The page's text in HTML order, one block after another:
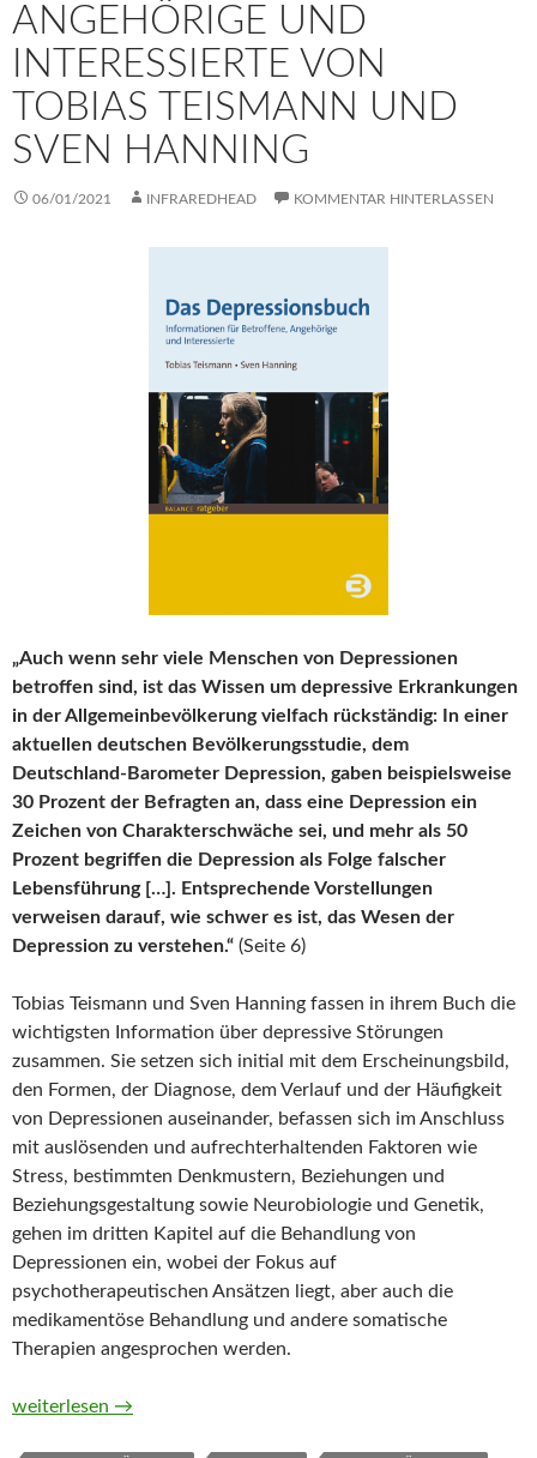
ANGEHÖRIGE UND
INTERESSIERTE VON
TOBIAS TEISMANN UND
SVEN HANNING
06/01/2021 INFRAREDHEAD KOMMENTAR HINTERLASSEN
„Auch wenn sehr viele Menschen von Depressionen
betroffen sind, ist das Wissen um depressive Erkrankungen
in der Allgemeinbevölkerung vielfach rückständig: In einer
aktuellen deutschen Bevölkerungsstudie, dem
Deutschland-Barometer Depression, gaben beispielsweise
30 Prozent der Befragten an, dass eine Depression ein
Zeichen von Charakterschwäche sei, und mehr als 50
Prozent begriffen die Depression als Folge falscher
Lebensführung […]. Entsprechende Vorstellungen
verweisen darauf, wie schwer es ist, das Wesen der
Depression zu verstehen.“ (Seite 6)
Tobias Teismann und Sven Hanning fassen in ihrem Buch die
wichtigsten Information über depressive Störungen
zusammen. Sie setzen sich initial mit dem Erscheinungsbild,
den Formen, der Diagnose, dem Verlauf und der Häufigkeit
von Depressionen auseinander, befassen sich im Anschluss
mit auslösenden und aufrechterhaltenden Faktoren wie
Stress, bestimmten Denkmustern, Beziehungen und
Beziehungsgestaltung sowie Neurobiologie und Genetik,
gehen im dritten Kapitel auf die Behandlung von
Depressionen ein, wobei der Fokus auf
psychotherapeutischen Ansätzen liegt, aber auch die
medikamentöse Behandlung und andere somatische
Therapien angesprochen werden.
Das Depressionsbuch. Informationen für Betroffene,
weiterlesen →